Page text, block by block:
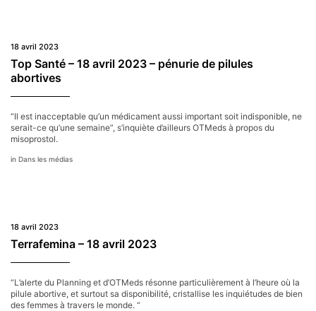
18 avril 2023
Top Santé – 18 avril 2023 – pénurie de pilules
abortives
“Il est inacceptable qu’un médicament aussi important soit indisponible, ne
serait-ce qu’une semaine”, s’inquiète d’ailleurs OTMeds à propos du
misoprostol.
Dans les médias
18 avril 2023
Terrafemina – 18 avril 2023
“L’alerte du Planning et d’OTMeds résonne particulièrement à l’heure où la
pilule abortive, et surtout sa disponibilité, cristallise les inquiétudes de bien
des femmes à travers le monde. “